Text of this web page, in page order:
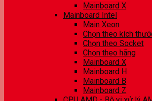
Mainboard X
Mainboard Intel
Main Xeon
Chọn theo kích
Chọn theo Socket
Chọn theo hãng
Mainboard X
Mainboard H
Mainboard B
Mainboard Z